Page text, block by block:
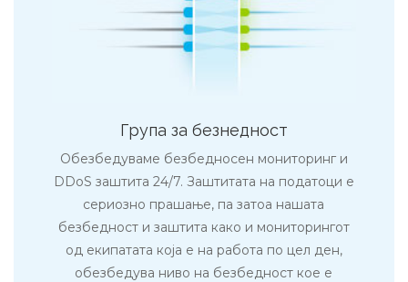
Група за безнедност
Обезбедуваме безбедносен мониторинг и
DDoS заштита 24/7. Заштитата на податоци е
сериозно прашање, па затоа нашата
безбедност и заштита како и мониторингот
од екипатата која е на работа по цел ден,
обезбедува ниво на безбедност кое е